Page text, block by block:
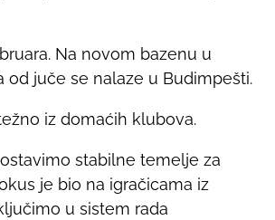
Na novom bazenu u
od juče se nalaze u Budimpešti.
iz domaćih klubova.
stabilne temelje za
je bio na igračicama iz
u sistem rada